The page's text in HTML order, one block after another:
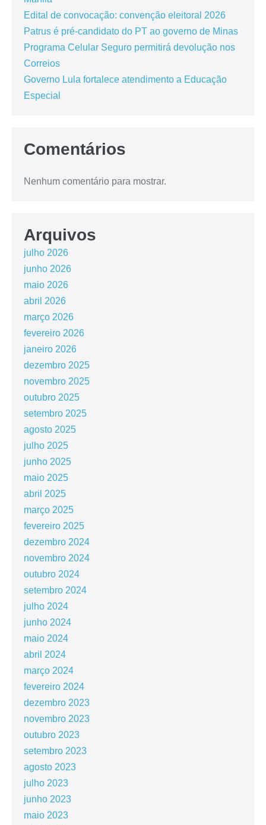
Edital de convocação: convenção eleitoral 2026
Patrus é pré-candidato do PT ao governo de Minas
Programa Celular Seguro permitirá devolução nos
Correios
Governo Lula fortalece atendimento a Educação
Especial
Comentários
Nenhum comentário para mostrar.
Arquivos
julho 2026
junho 2026
maio 2026
abril 2026
março 2026
fevereiro 2026
janeiro 2026
dezembro 2025
novembro 2025
outubro 2025
setembro 2025
agosto 2025
julho 2025
junho 2025
maio 2025
abril 2025
março 2025
fevereiro 2025
dezembro 2024
novembro 2024
outubro 2024
setembro 2024
julho 2024
junho 2024
maio 2024
abril 2024
março 2024
fevereiro 2024
dezembro 2023
novembro 2023
outubro 2023
setembro 2023
agosto 2023
julho 2023
junho 2023
maio 2023